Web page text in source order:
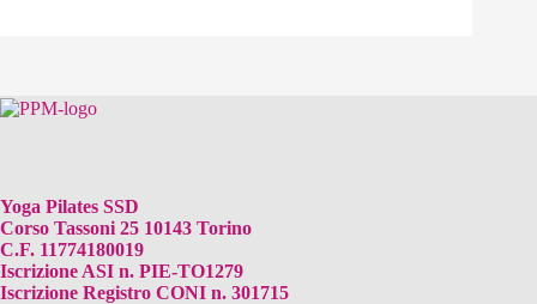
Yoga Pilates SSD
Corso Tassoni 25 10143 Torino
C.F. 11774180019
Iscrizione ASI n. PIE-TO1279
Iscrizione Registro CONI n. 301715